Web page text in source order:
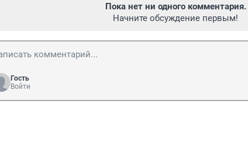
Пока нет ни одного комментария.
Начните обсуждение первым!
Гость
Войти